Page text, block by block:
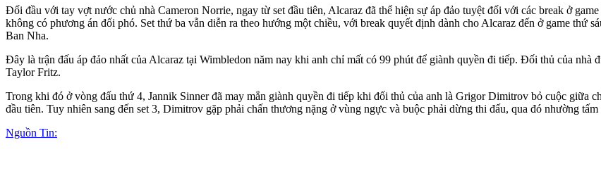
Đối đầu với tay vợt nước chủ nhà Cameron Norrie, ngay từ set đầu tiên, Alcaraz đã thể hiện sự áp đảo tuyệt đối với các break ở
không có phương án đối phó. Set thứ ba vẫn diễn ra theo hướng một chiều, với break quyết định dành cho Alcaraz đến ở game thứ
Ban Nha.
Đây là trận đấu áp đảo nhất của Alcaraz tại Wimbledon năm nay khi anh chỉ mất có 99 phút để giành quyền đi tiếp. Đối thủ của
Taylor Fritz.
Trong khi đó ở vòng đấu thứ 4, Jannik Sinner đã may mắn giành quyền đi tiếp khi đối thủ của anh là Grigor Dimitrov bỏ cuộc giữa
đầu tiên. Tuy nhiên sang đến set 3, Dimitrov gặp phải chấn thương nặng ở vùng ngực và buộc phải dừng thi đấu, qua đó nhường
Nguồn Tin: